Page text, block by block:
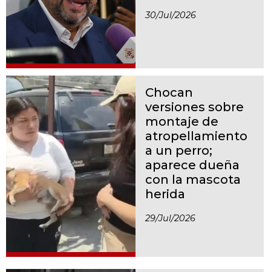
30/jul/2026
Chocan
versiones sobre
montaje de
atropellamiento
a un perro;
aparece dueña
con la mascota
herida
29/jul/2026